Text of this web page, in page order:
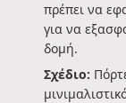
πρέπει να
για να
δομή.
Σχέδιο: